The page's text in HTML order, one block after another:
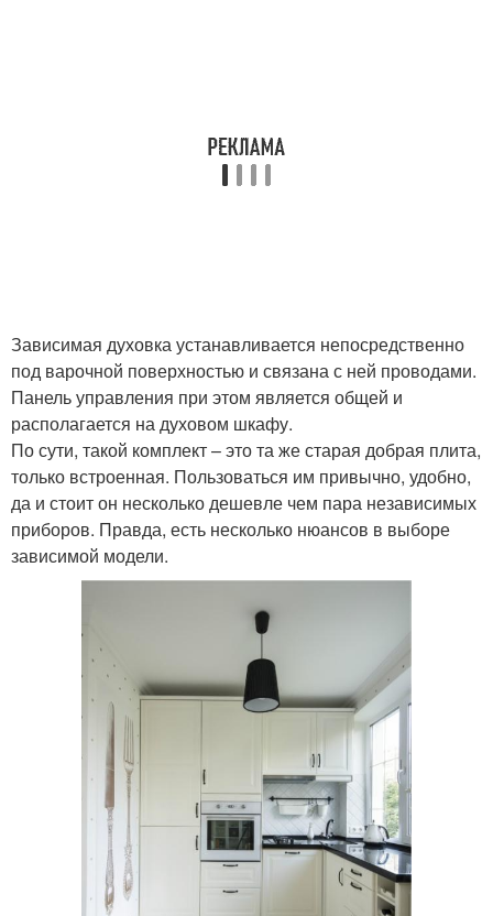
Зависимая духовка устанавливается непосредственно
под варочной поверхностью и связана с ней проводами.
Панель управления при этом является общей и
располагается на духовом шкафу.
По сути, такой комплект – это та же старая добрая плита,
только встроенная. Пользоваться им привычно, удобно,
да и стоит он несколько дешевле чем пара независимых
приборов. Правда, есть несколько нюансов в выборе
зависимой модели.